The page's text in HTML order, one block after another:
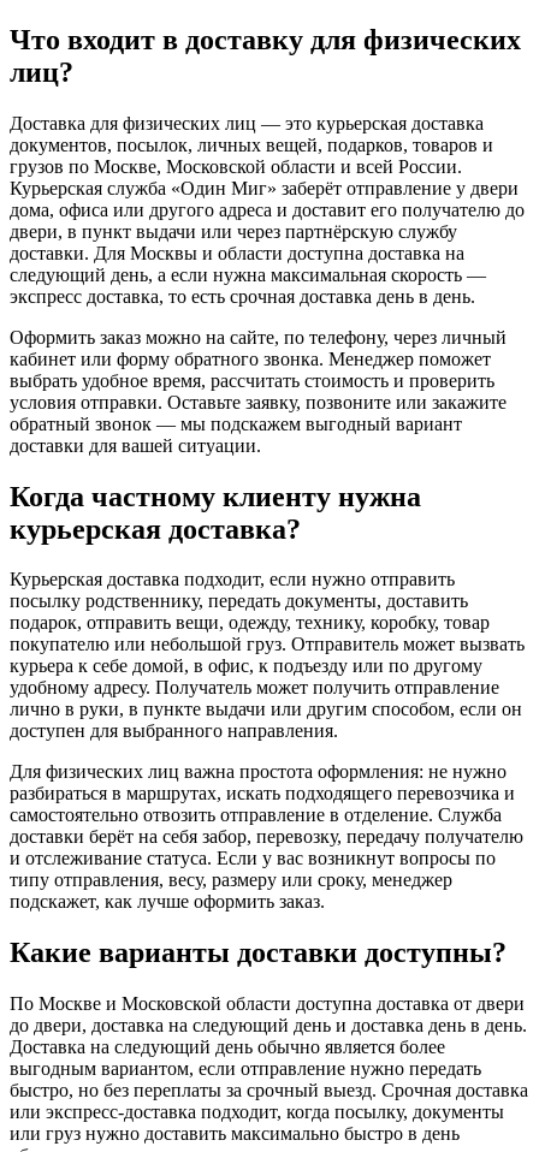
Что входит в доставку для физических
лиц?
Доставка для физических лиц — это курьерская доставка
документов, посылок, личных вещей, подарков, товаров и
грузов по Москве, Московской области и всей России.
Курьерская служба «Один Миг» заберёт отправление у двери
дома, офиса или другого адреса и доставит его получателю до
двери, в пункт выдачи или через партнёрскую службу
доставки. Для Москвы и области доступна доставка на
следующий день, а если нужна максимальная скорость —
экспресс доставка, то есть срочная доставка день в день.
Оформить заказ можно на сайте, по телефону, через личный
кабинет или форму обратного звонка. Менеджер поможет
выбрать удобное время, рассчитать стоимость и проверить
условия отправки. Оставьте заявку, позвоните или закажите
обратный звонок — мы подскажем выгодный вариант
доставки для вашей ситуации.
Когда частному клиенту нужна
курьерская доставка?
Курьерская доставка подходит, если нужно отправить
посылку родственнику, передать документы, доставить
подарок, отправить вещи, одежду, технику, коробку, товар
покупателю или небольшой груз. Отправитель может вызвать
курьера к себе домой, в офис, к подъезду или по другому
удобному адресу. Получатель может получить отправление
лично в руки, в пункте выдачи или другим способом, если он
доступен для выбранного направления.
Для физических лиц важна простота оформления: не нужно
разбираться в маршрутах, искать подходящего перевозчика и
самостоятельно отвозить отправление в отделение. Служба
доставки берёт на себя забор, перевозку, передачу получателю
и отслеживание статуса. Если у вас возникнут вопросы по
типу отправления, весу, размеру или сроку, менеджер
подскажет, как лучше оформить заказ.
Какие варианты доставки доступны?
По Москве и Московской области доступна доставка от двери
до двери, доставка на следующий день и доставка день в день.
Доставка на следующий день обычно является более
выгодным вариантом, если отправление нужно передать
быстро, но без переплаты за срочный выезд. Срочная доставка
или экспресс-доставка подходит, когда посылку, документы
или груз нужно доставить максимально быстро в день